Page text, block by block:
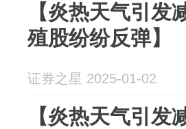
【炎热天气引
殖股纷纷反弹】
证券之星 2025-01-02
【炎热天气引